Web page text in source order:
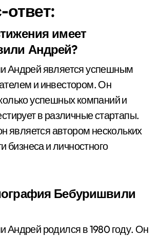
имеет
Андрей?
Андрей является успешным
и инвестором. Он
успешных компаний и
в различные стартапы.
является автором нескольких
бизнеса и личностного
Бебуришвили
Андрей родился в 1980 году. Он